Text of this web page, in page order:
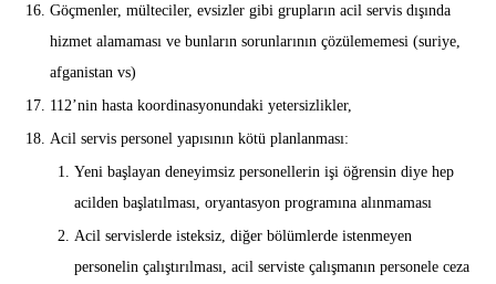
Göçmenler, mülteciler, evsizler gibi grupların acil servis dışında
hizmet alamaması ve bunların sorunlarının çözülememesi (suriye,
afganistan vs)
112’nin hasta koordinasyonundaki yetersizlikler,
Acil servis personel yapısının kötü planlanması:
Yeni başlayan deneyimsiz personellerin işi öğrensin diye hep
acilden başlatılması, oryantasyon programına alınmaması
Acil servislerde isteksiz, diğer bölümlerde istenmeyen
personelin çalıştırılması, acil serviste çalışmanın personele ceza